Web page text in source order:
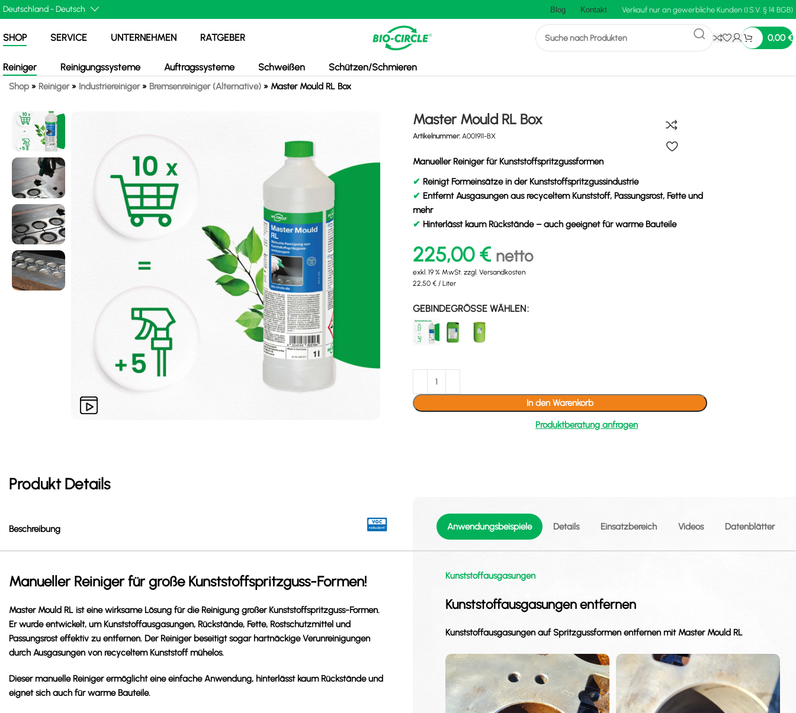
Blog Kontakt Verkauf nur an gewerbliche Kunden (I.S.V. § 14 BGB)
SHOP SERVICE UNTERNEHMEN RATGEBER 0,00 €
Reiniger Reinigungssysteme Auftragssysteme Schweißen Schützen/Schmieren
Shop » Reiniger» Industriereiniger» Bremsenreiniger (Alternative) » Master Mould RL Box
Master Mould RL Box
Artikelnummer: A001911-BX
Manueller Reiniger für Kunststoffspritzgussformen
✔ Reinigt Formeinsätze in der Kunststoffspritzgussindustrie
✔ Entfernt Ausgasungen aus recyceltem Kunststoff, Passungsrost, Fette und
mehr
✔ Hinterlässt kaum Rückstände – auch geeignet für warme Bauteile
225,00€ netto
exkl. 19 % MwSt. zzgl. Versandkosten
22,50 € / Liter
GEBINDEGRÖSSE WÄHLEN
In den Warenkorb
Produktberatung anfragen
Produkt Details
Beschreibung
Manueller Reiniger für große Kunststoffspritzguss-Formen!
Master Mould RL ist eine wirksame Lösung für die Reinigung großer Kunststoffspritzguss-Formen.
Er wurde entwickelt, um Kunststoffausgasungen, Rückstände, Fette, Rostschutzmittel und
Passungsrost effektiv zu entfernen. Der Reiniger beseitigt sogar hartnäckige Verunreinigungen
durch Ausgasungen von recyceltem Kunststoff mühelos.
Dieser manuelle Reiniger ermöglicht eine einfache Anwendung, hinterlässt kaum Rückstände und
eignet sich auch für warme Bauteile.
Anwendungsbeispiele Details Einsatzbereich Videos Datenblätter
Kunststoffausgasungen
Kunststoffausgasungen entfernen
Kunststoffausgasungen auf Spritzgussformen entfernen mit Master Mould RL